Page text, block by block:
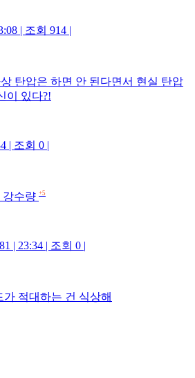
| 조회 914 |
탄압은 하면 안 된다면서 현실 탄압
이 있다?!
| 조회 0 |
강수량 +5
| 23:34 | 조회 0 |
적대하는 건 식상해